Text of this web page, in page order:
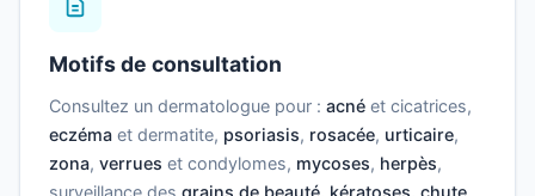
Motifs de consultation
Consultez un dermatologue pour : acné et cicatrices,
eczéma et dermatite, psoriasis, rosacée, urticaire,
zona, verrues et condylomes, mycoses, herpès,
surveillance des grains de beauté, kératoses, chute